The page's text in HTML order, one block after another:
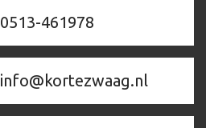
0513-461978
info@kortezwaag.nl